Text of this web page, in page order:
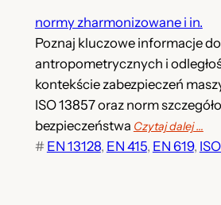
normy zharmonizowane i in.
Poznaj kluczowe informacje
antropometrycznych i
kontekście zabezpieczeń
ISO 13857 oraz norm
bezpieczeństwa Czytaj dalej …
# EN 13128, EN 415, EN 619,